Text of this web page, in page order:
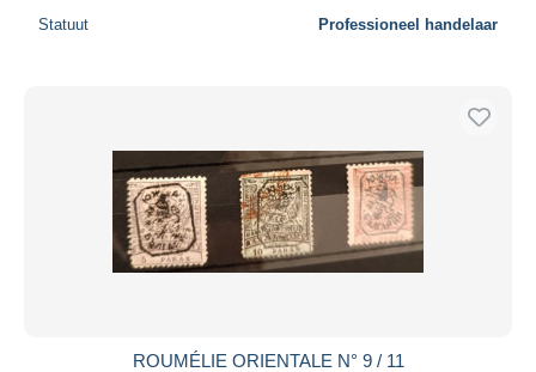
Statuut Professioneel handelaar
ROUMÉLIE ORIENTALE N° 9 / 11